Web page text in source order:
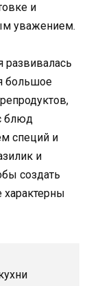
и
уважением.
развивалась
большое
блюд
специй и
и
создать